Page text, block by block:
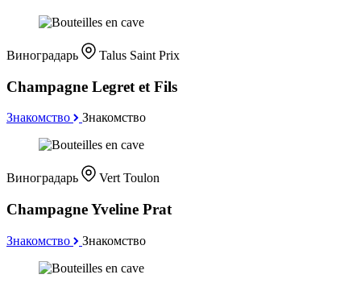
Виноградарь Talus Saint Prix
Champagne Legret et Fils
Знакомство Знакомство
Виноградарь Vert Toulon
Champagne Yveline Prat
Знакомство Знакомство